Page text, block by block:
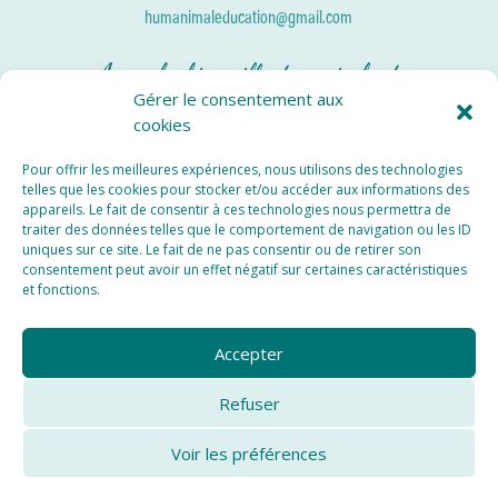
Gérer le consentement aux
cookies
Pour offrir les meilleures expériences, nous utilisons des technologies
telles que les cookies pour stocker et/ou accéder aux informations des
appareils. Le fait de consentir à ces technologies nous permettra de
traiter des données telles que le comportement de navigation ou les ID
uniques sur ce site. Le fait de ne pas consentir ou de retirer son
consentement peut avoir un effet négatif sur certaines caractéristiques
et fonctions.
Accepter
Refuser
Voir les préférences
humanimaleducation@gmail.com
Approche bienveillante, amicale et
réconciliante
Educateur Canin Val d’Oise
Educateur Canin Yvelines
MENTIONS LÉGALES
POLITIQUE DE COOKIES